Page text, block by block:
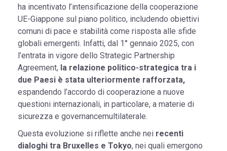
ha incentivato l’intensificazione della cooperazione
UE-Giappone sul piano politico, includendo obiettivi
comuni di pace e stabilità come risposta alle sfide
globali emergenti. Infatti, dal 1° gennaio 2025, con
l’entrata in vigore dello Strategic Partnership
Agreement, la relazione politico-strategica tra i
due Paesi è stata ulteriormente rafforzata,
espandendo l’accordo di cooperazione a nuove
questioni internazionali, in particolare, a materie di
sicurezza e governancemultilaterale.
Questa evoluzione si riflette anche nei recenti
dialoghi tra Bruxelles e Tokyo, nei quali emergono